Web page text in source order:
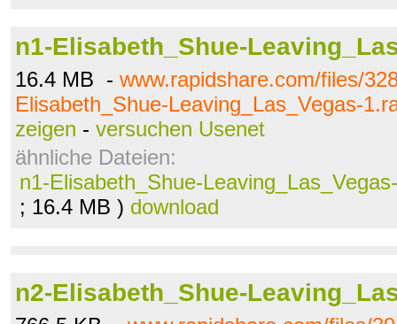
n1-Elisabeth_Shue-
16.4 MB - www.rapidshare.com/files/
Elisabeth_Shue-Leaving_Las_Vegas-
zeigen - versuchen Usenet
ähnliche Dateien:
n1-Elisabeth_Shue-
; 16.4 MB ) download
n2-Elisabeth_Shue-